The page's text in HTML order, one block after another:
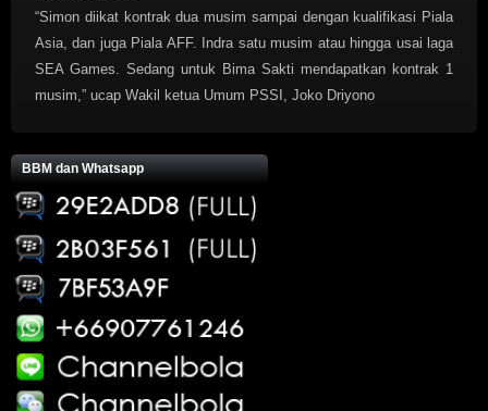
“Simon diikat kontrak dua musim sampai dengan kualifikasi Piala
Asia, dan juga Piala AFF. Indra satu musim atau hingga usai laga
SEA Games. Sedang untuk Bima Sakti mendapatkan kontrak 1
musim,” ucap Wakil ketua Umum PSSI, Joko Driyono
BBM dan Whatsapp